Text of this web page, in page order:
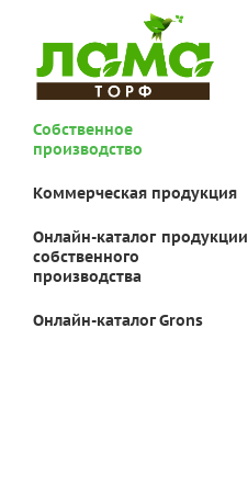
Собственное
производство
Коммерческая продукция
Онлайн-каталог продукции
собственного
производства
Онлайн-каталог Grons